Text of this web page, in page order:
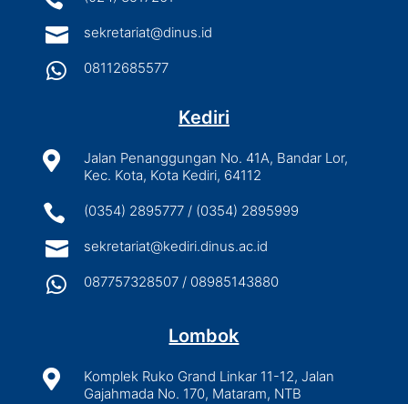
 sekretariat@dinus.id
 08112685577
Kediri

Jalan Penanggungan No. 41A, Bandar Lor,
Kec. Kota, Kota Kediri, 64112
 (0354) 2895777 / (0354) 2895999
 sekretariat@kediri.dinus.ac.id
 087757328507 / 08985143880
Lombok

Komplek Ruko Grand Linkar 11-12, Jalan
Gajahmada No. 170, Mataram, NTB